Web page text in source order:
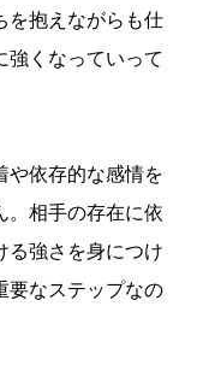
を抱えながらも仕
強くなっていって
や依存的な感情を
。相手の存在に依
る強さを身につけ
要なステップなの